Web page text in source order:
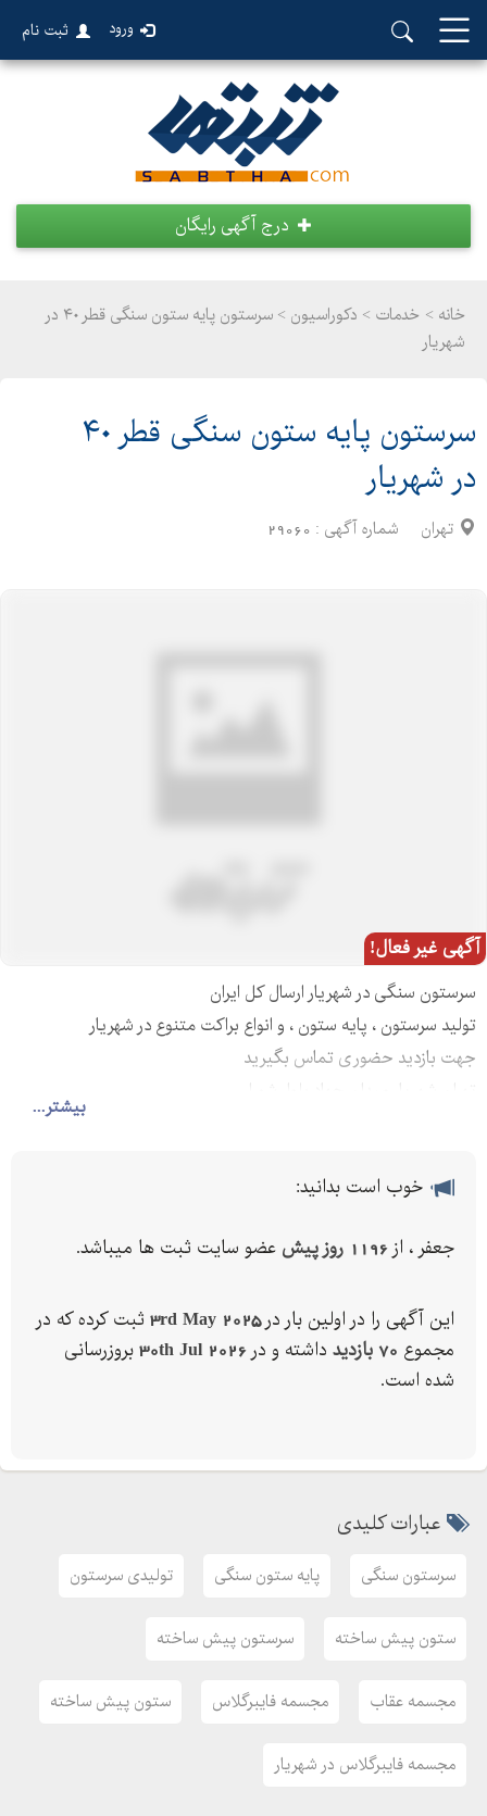
ورود ثبت نام
درج آگهی رایگان
خانه > خدمات >
دکوراسیون > سرستون پایه ستون سنگی قطر ۴۰ در
شهریار
سرستون پایه ستون سنگی قطر ۴۰
در شهریار
تهران شماره آگهی : 29060
آگهی غیر فعال!
بیشتر...
سرستون سنگی در شهریار ارسال کل ایران
تولید سرستون ، پایه ستون ، و انواع براکت متنوع در شهریار
جهت بازدید حضوری تماس بگیرید
خوب است بدانید:
جعفر ، از 1196 روز پیش عضو سایت ثبت ها میباشد.
این آگهی را در اولین بار در3rd May 2025 ثبت کرده که در
مجموع 70 بازدید داشته و در 30th Jul 2026 بروزرسانی
شده است.
عبارات کلیدی
سرستون سنگی پایه ستون سنگی تولیدی سرستون
ستون پیش ساخته سرستون پیش ساخته
مجسمه عقاب مجسمه فایبرگلاس ستون پیش ساخته
مجسمه فایبرگلاس در شهریار